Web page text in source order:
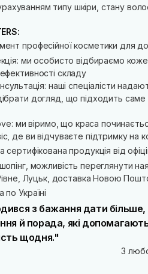
типу шкіри, стану
професійної косметики для
ми особисто відбираємо
складу
наші спеціалісти
догляд, що підходить
ми віримо, що краса
де ви відчуваєте підтримку на
сертифікована продукція від
можливість переглянути
Луцьк, доставка Новою
Україні
з бажання дати
й порада, які
щодня."
З